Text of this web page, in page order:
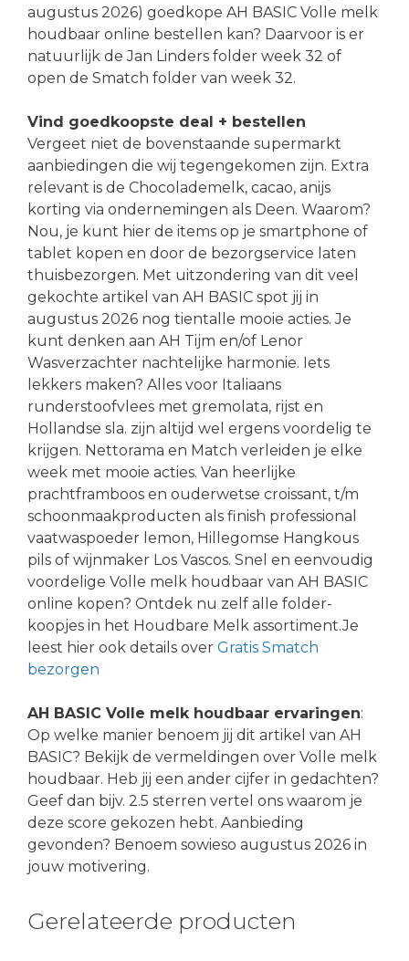
augustus 2026) goedkope AH BASIC Volle melk
houdbaar online bestellen kan? Daarvoor is er
natuurlijk de Jan Linders folder week 32 of
open de Smatch folder van week 32.
Vind goedkoopste deal + bestellen
Vergeet niet de bovenstaande supermarkt
aanbiedingen die wij tegengekomen zijn. Extra
relevant is de Chocolademelk, cacao, anijs
korting via ondernemingen als Deen. Waarom?
Nou, je kunt hier de items op je smartphone of
tablet kopen en door de bezorgservice laten
thuisbezorgen. Met uitzondering van dit veel
gekochte artikel van AH BASIC spot jij in
augustus 2026 nog tientalle mooie acties. Je
kunt denken aan AH Tijm en/of Lenor
Wasverzachter nachtelijke harmonie. Iets
lekkers maken? Alles voor Italiaans
runderstoofvlees met gremolata, rijst en
Hollandse sla. zijn altijd wel ergens voordelig te
krijgen. Nettorama en Match verleiden je elke
week met mooie acties. Van heerlijke
prachtframboos en ouderwetse croissant, t/m
schoonmaakproducten als finish professional
vaatwaspoeder lemon, Hillegomse Hangkous
pils of wijnmaker Los Vascos. Snel en eenvoudig
voordelige Volle melk houdbaar van AH BASIC
online kopen? Ontdek nu zelf alle folder-
koopjes in het Houdbare Melk assortiment.Je
leest hier ook details over Gratis Smatch
bezorgen
AH BASIC Volle melk houdbaar ervaringen:
Op welke manier benoem jij dit artikel van AH
BASIC? Bekijk de vermeldingen over Volle melk
houdbaar. Heb jij een ander cijfer in gedachten?
Geef dan bijv. 2.5 sterren vertel ons waarom je
deze score gekozen hebt. Aanbieding
gevonden? Benoem sowieso augustus 2026 in
jouw motivering.
Gerelateerde producten